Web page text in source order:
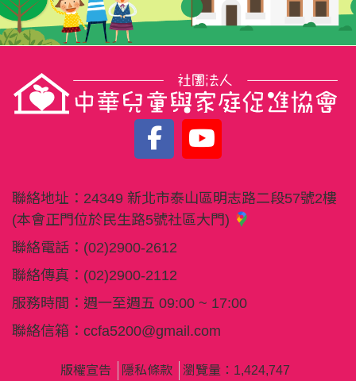
聯絡地址： 24349 新北市泰山區明志路二段57號2樓
(本會正門位於民生路5號社區大門)
聯絡電話： (02)2900-2612
聯絡傳真： (02)2900-2112
服務時間：週一至週五 09:00 ~ 17:00
聯絡信箱： ccfa5200@gmail.com
版權宣告 隱私條款 瀏覽量：1,424,747